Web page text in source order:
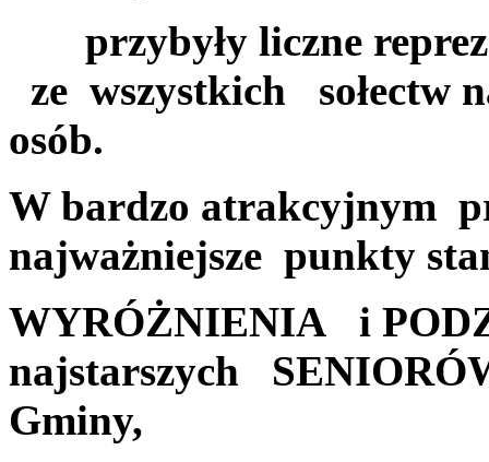
przybyły liczne
ze wszystkich sołectw
osób.
W bardzo atrakcyjnym
najważniejsze punkty
WYRÓŻNIENIA i
najstarszych
Gminy,